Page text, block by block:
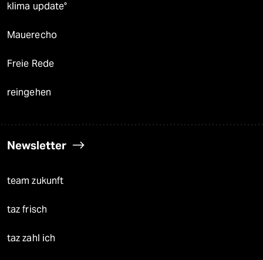
klima update°
Mauerecho
Freie Rede
reingehen
Newsletter
team zukunft
taz frisch
taz zahl ich